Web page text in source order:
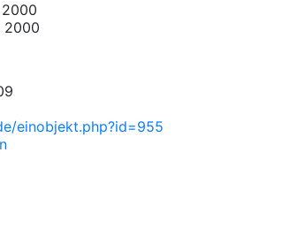
2000
einobjekt.php?id=955